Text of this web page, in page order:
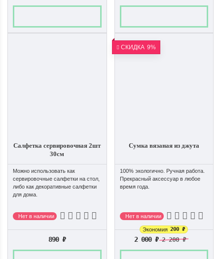
Салфетка сервировочная 2шт
30см
Можно использовать как
сервировочные салфетки на стол,
либо как декоративные салфетки
для дома.
Нет в наличии
890₽
СКИДКА 9%
Сумка вязаная из джута
100% экологично. Ручная работа.
Прекрасный аксессуар в любое
время года.
Нет в наличии
Экономия 200₽
2 000₽ 2 200₽